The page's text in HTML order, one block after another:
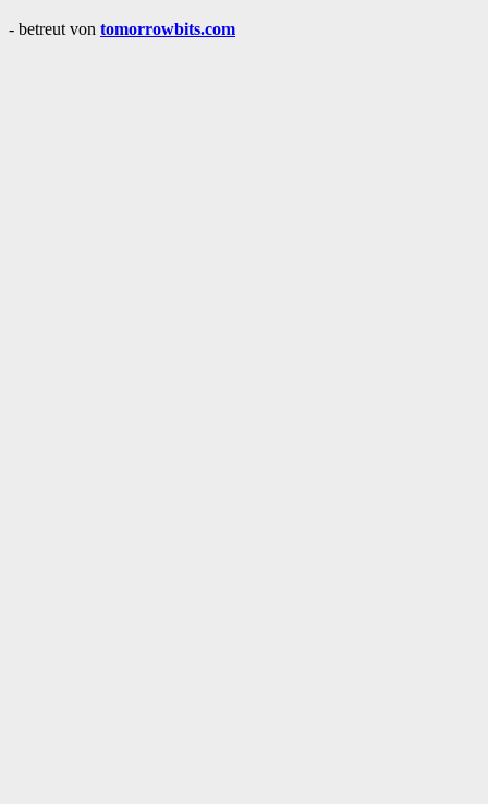
- betreut von tomorrowbits.com